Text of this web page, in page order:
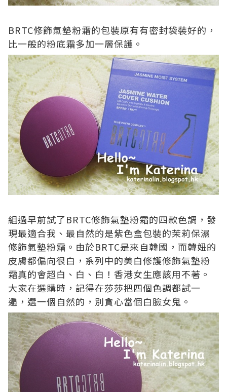
BRTC修飾氣墊粉霜的包裝原有有密封袋裝好的，
比一般的粉底霜多加一層保護。
組過早前試了BRTC修飾氣墊粉霜的四款色調 ，發
現最適合我、最自然的是紫色盒包裝的茉莉保濕
修飾氣墊粉霜。由於BRTC是來自韓國，而韓妞的
皮膚都偏向很白，系列中的美白修護修飾氣墊粉
霜真的會超白、白、白！ 香港女生應該用不著。
大家在選購時，記得在莎莎把四個色調都試一
遍，選一個自然的，別貪心當個白臉女鬼。